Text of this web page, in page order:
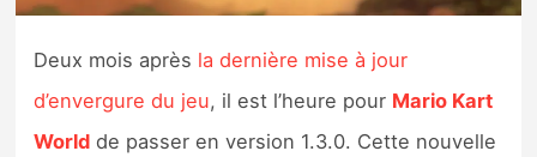
Tests d’accessoires
Deux mois après la dernière mise à jour
d’envergure du jeu, il est l’heure pour Mario Kart
World de passer en version 1.3.0. Cette nouvelle